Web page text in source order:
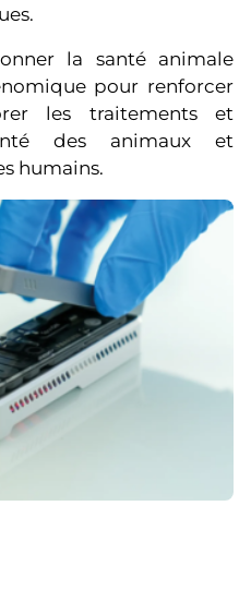
la santé animale
pour renforcer
les traitements et
des animaux et
humains.